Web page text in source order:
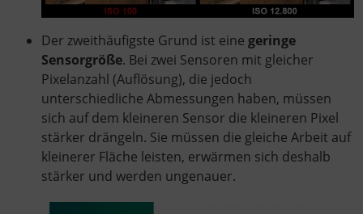
Der zweithäufigste Grund ist eine geringe
Sensorgröße. Bei zwei Sensoren mit gleicher
Pixelanzahl (Auflösung), die jedoch
unterschiedliche Abmessungen haben, müssen
sich auf dem kleineren Sensor die kleineren Pixel
stärker drängeln. Sie müssen die gleiche Arbeit auf
kleinerer Fläche leisten, erwärmen sich deshalb
stärker und werden ungenauer.